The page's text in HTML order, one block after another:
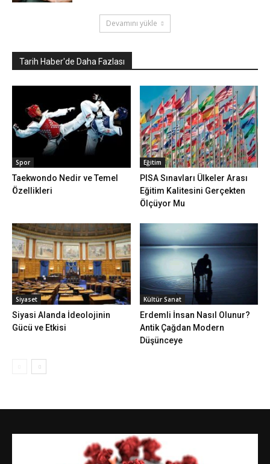
Devamını yükle
Tarih Haber'de Daha Fazlası
Spor
Taekwondo Nedir ve Temel
Özellikleri
Eğitim
PISA Sınavları Ülkeler Arası
Eğitim Kalitesini Gerçekten
Ölçüyor Mu
Siyaset
Siyasi Alanda İdeolojinin
Gücü ve Etkisi
Kültür Sanat
Erdemli İnsan Nasıl Olunur?
Antik Çağdan Modern
Düşünceye